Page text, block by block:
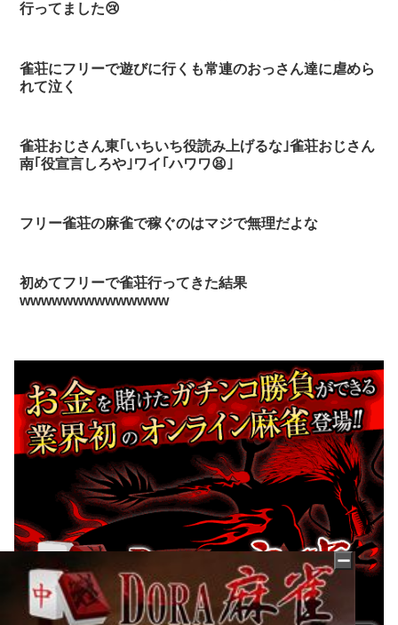
行ってました😢
雀荘にフリーで遊びに行くも常連のおっさん達に虐めら
れて泣く
雀荘おじさん東｢いちいち役読み上げるな｣雀荘おじさん
南｢役宣言しろや｣ワイ｢ハワワ😫｣
フリー雀荘の麻雀で稼ぐのはマジで無理だよな
初めてフリーで雀荘行ってきた結果
wwwwwwwwwwwwww